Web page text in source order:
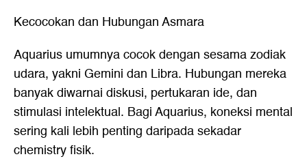
Kecocokan dan Hubungan Asmara
Aquarius umumnya cocok dengan sesama zodiak
udara, yakni Gemini dan Libra. Hubungan mereka
banyak diwarnai diskusi, pertukaran ide, dan
stimulasi intelektual. Bagi Aquarius, koneksi mental
sering kali lebih penting daripada sekadar
chemistry fisik.